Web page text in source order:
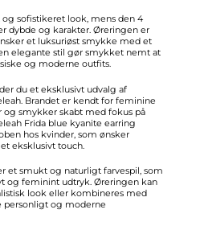
sofistikeret look, mens den 4
dybde og karakter. Øreringen er
et luksuriøst smykke med et
elegante stil gør smykket nemt at
og moderne outfits.
du et eksklusivt udvalg af
Brandet er kendt for feminine
og smykker skabt med fokus på
Frida blue kyanite earring
hos kvinder, som ønsker
eksklusivt touch.
et smukt og naturligt farvespil, som
og feminint udtryk. Øreringen kan
look eller kombineres med
personligt og moderne